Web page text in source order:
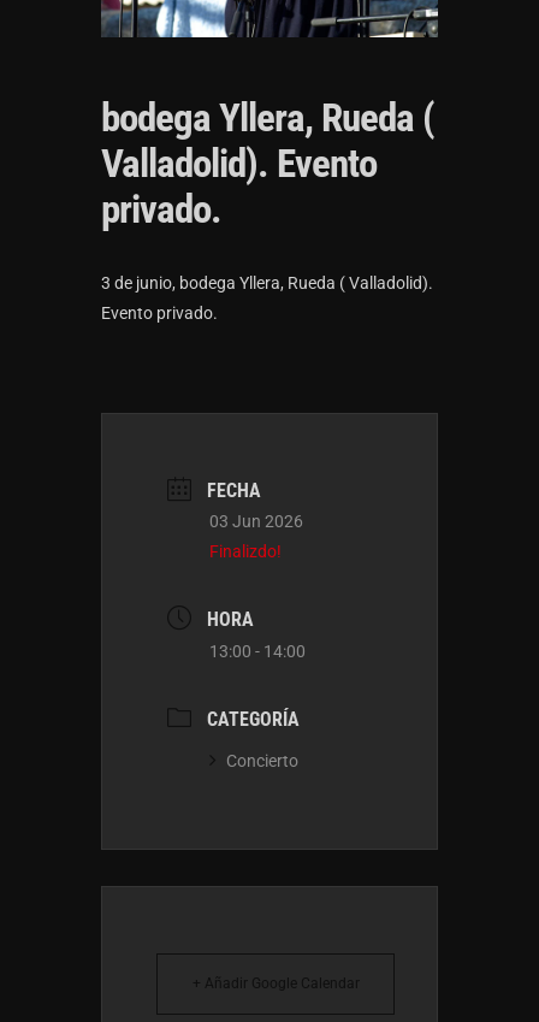
bodega Yllera, Rueda (
Valladolid). Evento
privado.
3 de junio, bodega Yllera, Rueda ( Valladolid).
Evento privado.
FECHA
03 Jun 2026
Finalizdo!
HORA
13:00 - 14:00
CATEGORÍA
Concierto
+ Añadir Google Calendar